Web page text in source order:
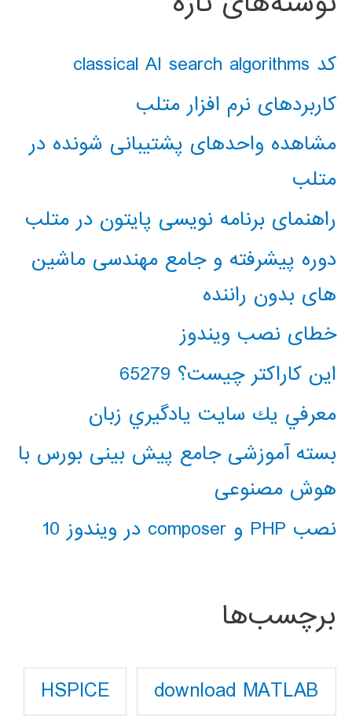
کد classical AI search algorithms
کاربردهای نرم افزار متلب
مشاهده واحدهای پشتیبانی شونده در
متلب
راهنمای برنامه نویسی پایتون در متلب
دوره پیشرفته و جامع مهندسی ماشین
های بدون راننده
خطای نصب ویندوز
این کاراکتر چیست؟ 65279
معرفي يك سايت يادگيري زبان
بسته آموزشی جامع پیش بینی بورس با
هوش مصنوعی
نصب PHP و composer در ویندوز 10
برچسب‌ها
download MATLAB
HSPICE